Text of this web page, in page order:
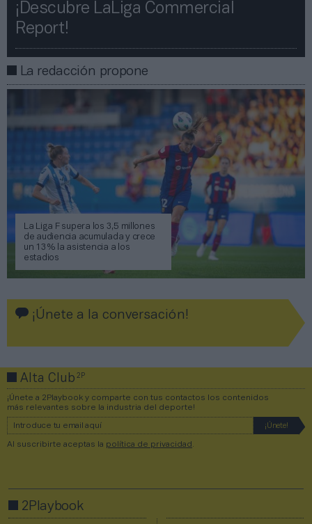
¡Descubre LaLiga Commercial
Report!​​
La redacción propone
La Liga F supera los 3,5 millones
de audiencia acumulada y crece
un 13% la asistencia a los
estadios
¡Únete a la conversación!
Alta Club2P
¡Únete a 2Playbook y comparte con tus contactos los contenidos
más relevantes sobre la industria del deporte!
Al suscribirte aceptas la política de privacidad .
2Playbook